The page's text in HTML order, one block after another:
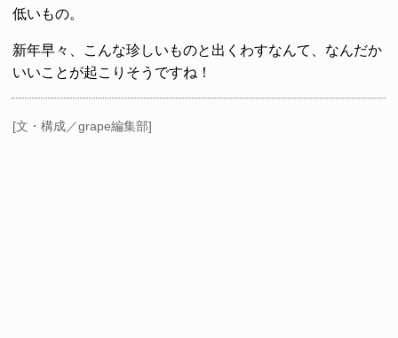
低いもの。
新年早々、こんな珍しいものと出くわすなんて、なんだか
いいことが起こりそうですね！
[文・構成／grape編集部]